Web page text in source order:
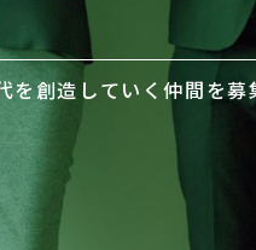
を創造していく仲間を募